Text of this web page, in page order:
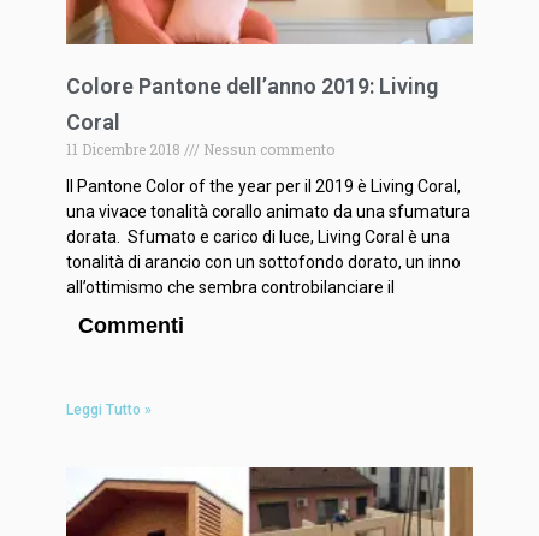
Colore Pantone dell’anno 2019: Living
Coral
11 Dicembre 2018
Nessun commento
Il Pantone Color of the year per il 2019 è Living Coral,
una vivace tonalità corallo animato da una sfumatura
dorata. Sfumato e carico di luce, Living Coral è una
tonalità di arancio con un sottofondo dorato, un inno
all’ottimismo che sembra controbilanciare il
Commenti
Leggi Tutto »